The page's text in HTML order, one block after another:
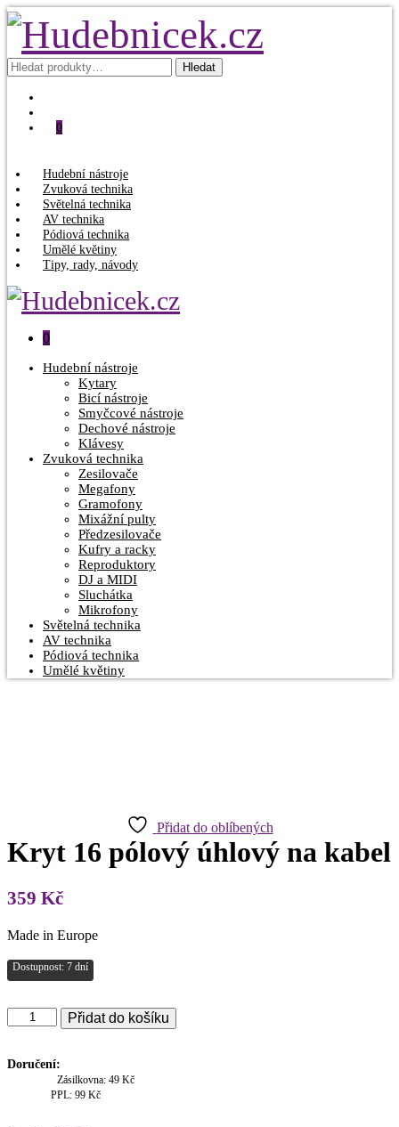
Hledat: Hledat
0
Hudební nástroje
Zvuková technika
Světelná technika
AV technika
Pódiová technika
Umělé květiny
Tipy, rady, návody
0
Hudební nástroje
Kytary
Bicí nástroje
Smyčcové nástroje
Dechové nástroje
Klávesy
Zvuková technika
Zesilovače
Megafony
Gramofony
Mixážní pulty
Předzesilovače
Kufry a racky
Reproduktory
DJ a MIDI
Sluchátka
Mikrofony
Světelná technika
AV technika
Pódiová technika
Umělé květiny
Přidat do oblíbených
Kryt 16 pólový úhlový na kabel
359 Kč
Made in Europe
Dostupnost: 7 dní
Kryt
16
úhlový
Přidat do košíku
Doručení:
Zásilkovna: 49 Kč
PPL: 99 Kč